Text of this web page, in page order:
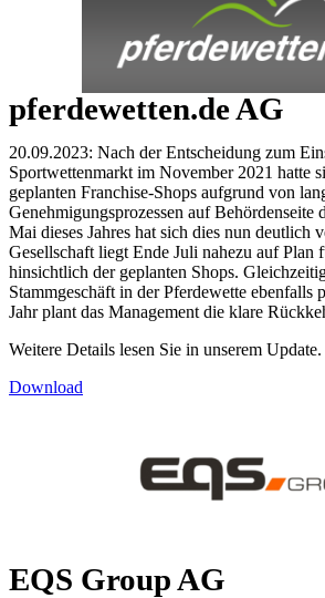
pferdewetten.de AG
20.09.2023: Nach der Entscheidung zum
Sportwettenmarkt im November 2021 hatte
geplanten Franchise-Shops aufgrund von
Genehmigungsprozessen auf Behördenseite
Mai dieses Jahres hat sich dies nun deutlich
Gesellschaft liegt Ende Juli nahezu auf Plan
hinsichtlich der geplanten Shops.
Stammgeschäft in der Pferdewette ebenfalls
Jahr plant das Management die klare
Weitere Details lesen Sie in unserem Update.
Download
EQS Group AG